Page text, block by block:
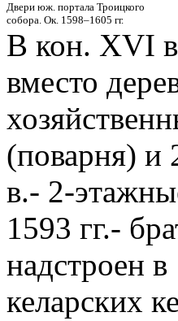
Двери юж. портала Троицкого
собора. Ок. 1598–1605 гг.
В кон. XVI
вместо
(поварня) и
в.- 2-
1593 гг.-
надстроен
келарских